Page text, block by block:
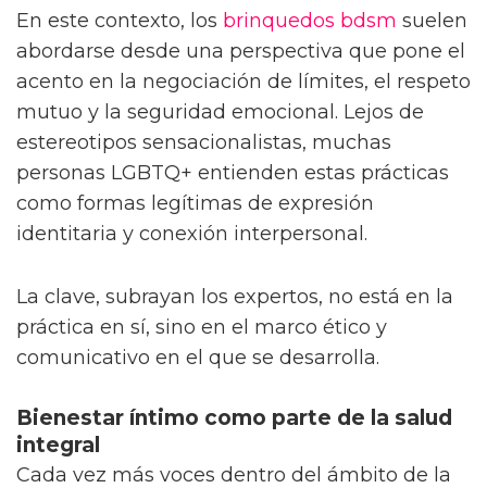
En este contexto, los brinquedos bdsm suelen
abordarse desde una perspectiva que pone el
acento en la negociación de límites, el respeto
mutuo y la seguridad emocional. Lejos de
estereotipos sensacionalistas, muchas
personas LGBTQ+ entienden estas prácticas
como formas legítimas de expresión
identitaria y conexión interpersonal.
La clave, subrayan los expertos, no está en la
práctica en sí, sino en el marco ético y
comunicativo en el que se desarrolla.
Bienestar íntimo como parte de la salud
integral
Cada vez más voces dentro del ámbito de la